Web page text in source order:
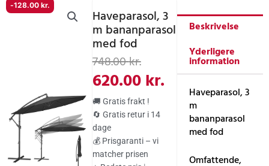
-128.00 kr.
Haveparasol, 3
m bananparasol
med fod
748.00kr.Den
oprindelige
pris
var:
748.00 kr..
620.00kr.
Den
aktuelle
pris
620.00 kr..
🚚 Gratis frakt !
🔄 Gratis retur i 14
dage
💰 Prisgaranti – vi
matcher prisen
Beskrivelse
Yderligere
information
Haveparasol, 3
m
bananparasol
med fod
Omfattende,